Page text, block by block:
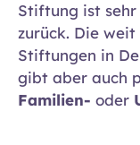
Stiftung ist
zurück. Die
Stiftungen in
gibt aber auch
Familien- oder